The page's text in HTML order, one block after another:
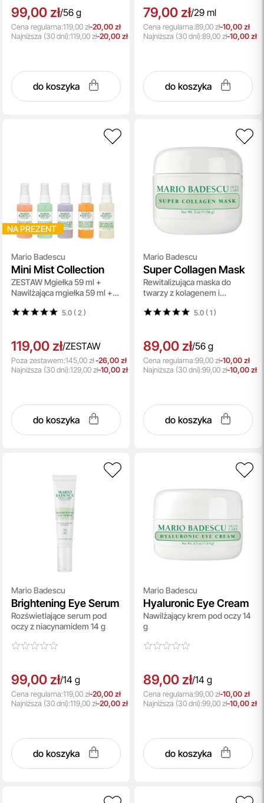
99,00 zł/56 g
Cena regularna:119,00 zł-20,00 zł
Najniższa (30 dni):119,00 zł-20,00 zł
do koszyka
79,00 zł/29 ml
Cena regularna:89,00 zł-10,00 zł
Najniższa (30 dni):89,00 zł-10,00 zł
do koszyka
NA PREZENT
Mario Badescu
Mini Mist Collection
ZESTAW Mgiełka 59 ml +
Nawilżająca mgiełka 59 ml +
Energetyzująca mgiełka 59 ml
5.0 ( 2 )
119,00 zł/ZESTAW
Poza zestawem:145,00 zł-26,00 zł
Najniższa (30 dni):129,00 zł-10,00 zł
do koszyka
Mario Badescu
Super Collagen Mask
Rewitalizująca maska do
twarzy z kolagenem i
5.0 ( 1)
89,00 zł/56 g
Cena regularna:99,00 zł-10,00 zł
Najniższa (30 dni):99,00 zł-10,00 zł
do koszyka
Mario Badescu
Brightening Eye Serum
Rozświetlające serum pod
oczy z niacynamidem 14 g
99,00 zł/14 g
Cena regularna:119,00 zł-20,00 zł
Najniższa (30 dni):119,00 zł-20,00 zł
do koszyka
Mario Badescu
Hyaluronic Eye Cream
Nawilżający krem pod oczy 14
g
89,00 zł/14 g
Cena regularna:99,00 zł-10,00 zł
Najniższa (30 dni):99,00 zł-10,00 zł
do koszyka